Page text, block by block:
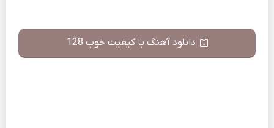
دانلود آهنگ با کیفیت خوب 128